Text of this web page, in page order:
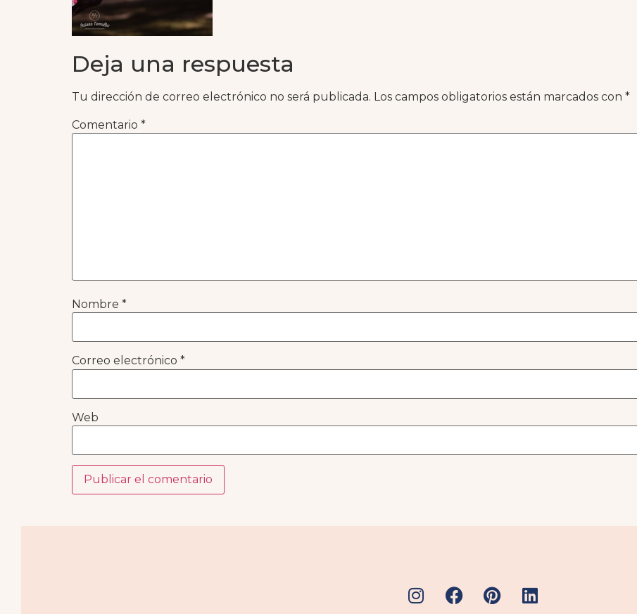
Deja una respuesta
Tu dirección de correo electrónico no será publicada. Los campos obligatorios están marcados con *
Comentario *
Nombre *
Correo electrónico *
Web